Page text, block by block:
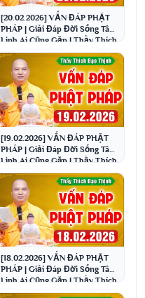
[20.02.2026] VẤN ĐÁP PHẬT
PHÁP | Giải Đáp Đời Sống Tâm
Linh Ai Cũng Gặp | Thầy Thích
Đạo Thịnh
[19.02.2026] VẤN ĐÁP PHẬT
PHÁP | Giải Đáp Đời Sống Tâm
Linh Ai Cũng Gặp | Thầy Thích
Đạo Thịnh
[18.02.2026] VẤN ĐÁP PHẬT
PHÁP | Giải Đáp Đời Sống Tâm
Linh Ai Cũng Gặp | Thầy Thích
Đạo Thịnh